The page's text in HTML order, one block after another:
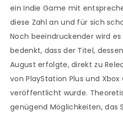
ein Indie Game mit
diese Zahl an und für sich
Noch beeindruckender wird
bedenkt, dass der Titel,
August erfolgte, direkt zu
von PlayStation Plus und Xbox
veröffentlicht wurde.
genügend Möglichkeiten, das